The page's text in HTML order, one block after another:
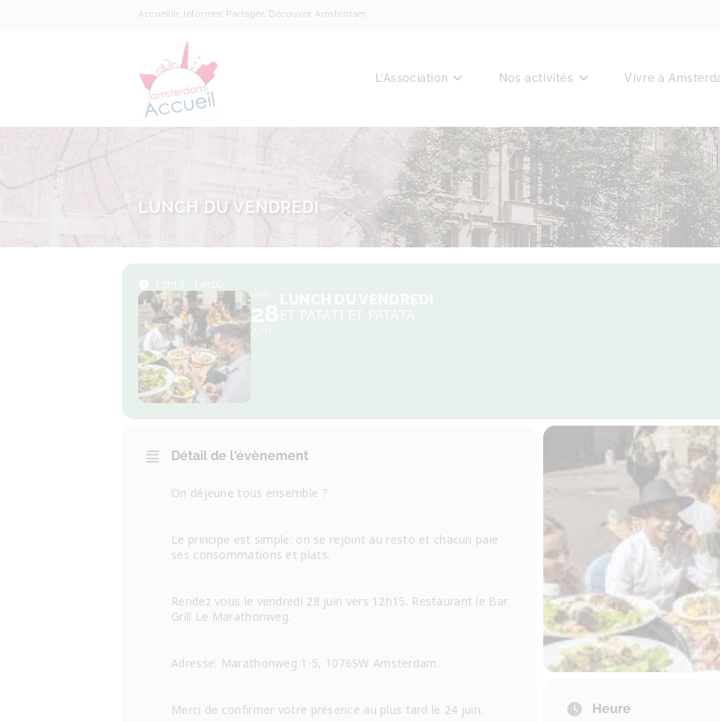
Accueillir, Informer, Partager, Découvrir Amsterdam
L’Association Nos activités Vivre à
LUNCH DU VENDREDI
Détail de l'évènement
On déjeune tous ensemble ?
Le principe est simple: on se rejoint au resto et chacun paie
ses consommations et plats.
Rendez vous le vendredi 28 juin vers 12h15. Restaurant le Bar
Grill Le Marathonweg.
Adresse: Marathonweg 1-5, 1076SW Amsterdam.
Merci de confirmer votre présence au plus tard le 24 juin.
Heure